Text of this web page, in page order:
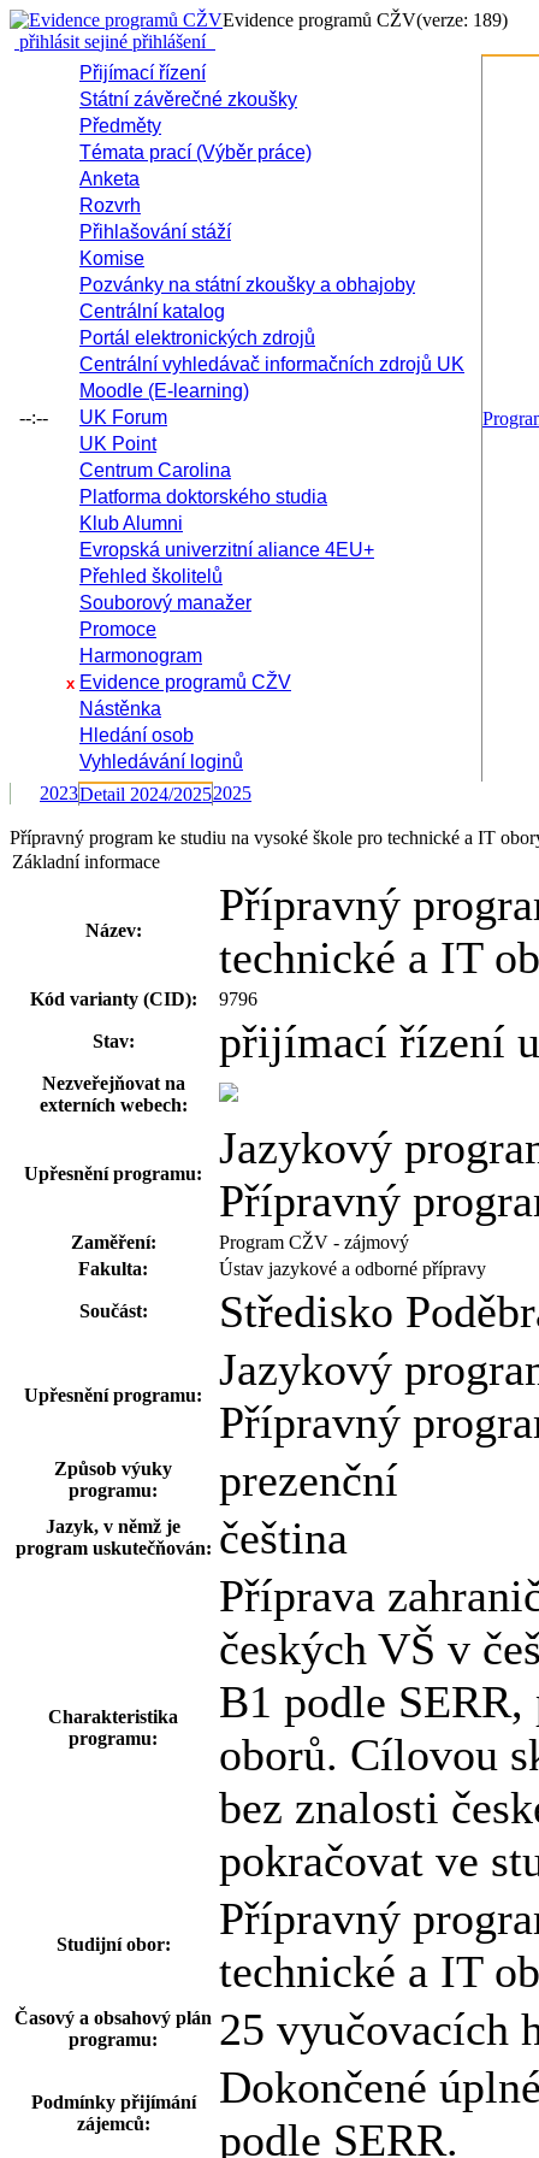
Evidence programů CŽV(verze: 189)
přihlásit sejiné přihlášení
--:--
Přijímací řízení
Státní závěrečné zkoušky
Předměty
Témata prací (Výběr práce)
Anketa
Rozvrh
Přihlašování stáží
Komise
Pozvánky na státní zkoušky a obhajoby
Centrální katalog
Portál elektronických zdrojů
Centrální vyhledávač informačních zdrojů UK
Moodle (E-learning)
UK Forum
UK Point
Centrum Carolina
Platforma doktorského studia
Klub Alumni
Evropská univerzitní aliance 4EU+
Přehled školitelů
Souborový manažer
Promoce
Harmonogram
x Evidence programů CŽV
Nástěnka
Hledání osob
Vyhledávání loginů
2023Detail 2024/20252025
Přípravný program ke studiu na vysoké škole pro technické a IT
Základní informace
Název:
Přípravný
technické a IT
Kód varianty (CID): 9796
Stav: přijímací řízení
Nezveřejňovat na
externích webech:
Upřesnění programu:
Jazykový
Přípravný
Zaměření:
Program CŽV - zájmový
Fakulta:
Ústav jazykové a odborné přípravy
Součást: Středisko
Upřesnění programu:
Jazykový
Přípravný
Způsob výuky
programu:
prezenční
Jazyk, v němž je
program uskutečňován: čeština
Charakteristika
programu:
Příprava
českých VŠ v
B1 podle
oborů. Cílovou
bez znalosti
pokračovat ve
Studijní obor:
Přípravný
technické a IT
Časový a obsahový plán
programu:
25 vyučovacích
Podmínky přijímání
zájemců:
Dokončené
podle SERR.